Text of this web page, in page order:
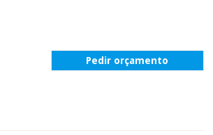
Pedir orçamento